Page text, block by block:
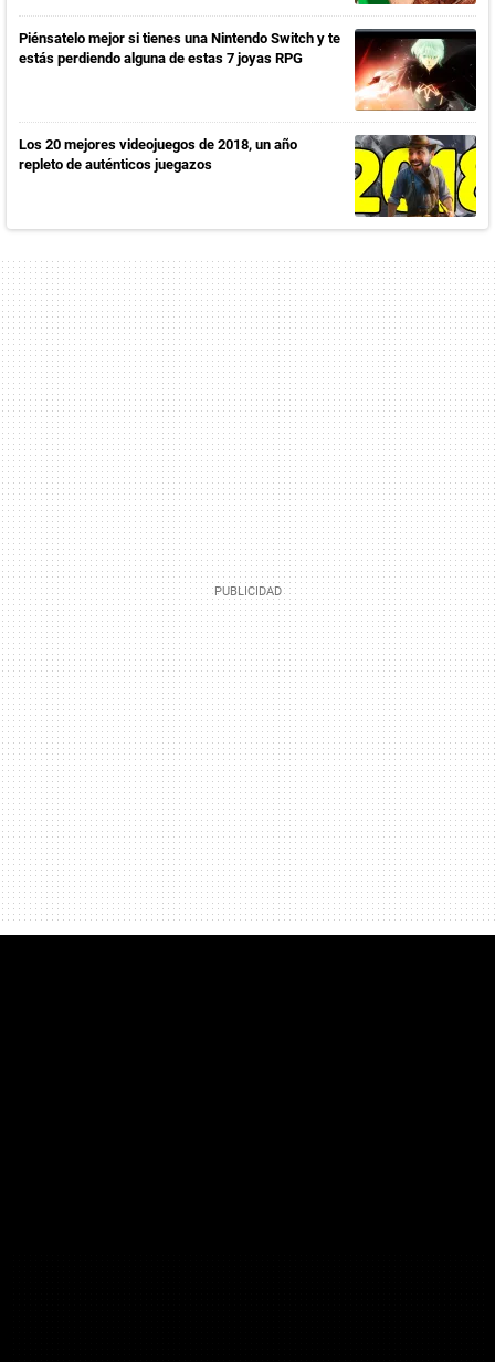
Piénsatelo mejor si tienes una Nintendo Switch y te
estás perdiendo alguna de estas 7 joyas RPG
Los 20 mejores videojuegos de 2018, un año
repleto de auténticos juegazos